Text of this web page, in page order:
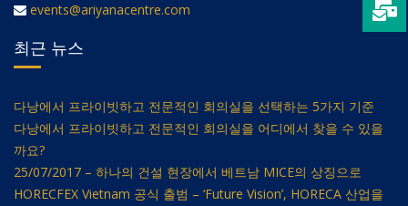
events@ariyanacentre.com
최근 뉴스
다낭에서 프라이빗하고 전문적인 회의실을 선택하는 5가지 기준
다낭에서 프라이빗하고 전문적인 회의실을 어디에서 찾을 수 있을
까요?
25/07/2017 – 하나의 건설 현장에서 베트남 MICE의 상징으로
HORECFEX Vietnam 공식 출범 – ‘Future Vision’, HORECA 산업을